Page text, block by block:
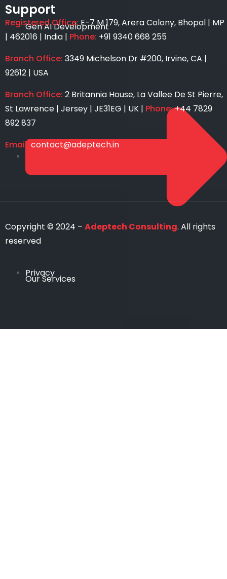
Gen AI Development
Our Services
Support
Registered Office:E-7 M 179, Arera Colony, Bhopal | MP
| 462016 | India | Phone: +91 9340 668 255
Branch Office: 3349 Michelson Dr #200, Irvine, CA |
92612 | USA
Branch Office: 2 Britannia House, La Vallee De St Pierre,
St Lawrence | Jersey | JE31EG | UK | Phone:+44 7829
892 837
Email: contact@adeptech.in
Copyright © 2024 – Adeptech Consulting. All rights
reserved
Privacy